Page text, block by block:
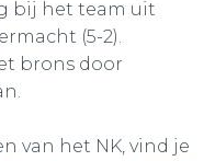
bij het team uit
(5-2).
brons door
van het NK, vind je